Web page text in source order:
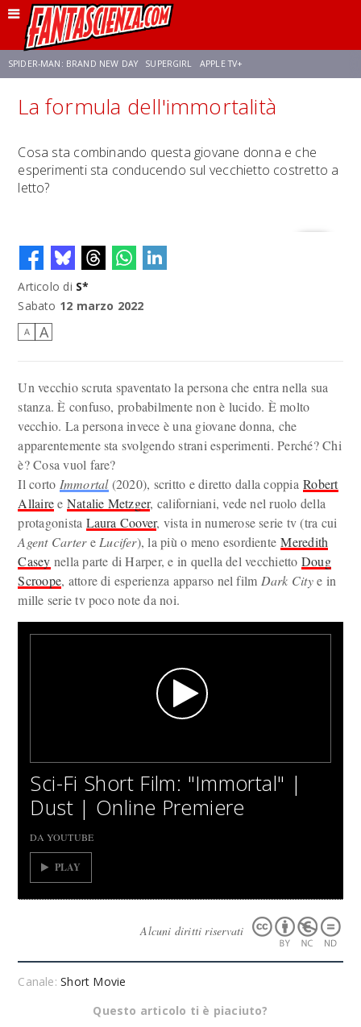
SPIDER-MAN: BRAND NEW DAY SUPERGIRL APPLE TV+
FRANCO RICCIARDIELLO ZENDAYA STAR TREK AVENGERS: DOOMSDAY
NETFLIX SADIE SINK STAR TREK: STRANGE NEW WORLDS
La formula dell'immortalità
Cosa sta combinando questa giovane donna e che
esperimenti sta conducendo sul vecchietto costretto a
letto?
Articolo di S*
Sabato 12 marzo 2022
A A
Un vecchio scruta spaventato la persona che entra nella sua
stanza. È confuso, probabilmente non è lucido. È molto
vecchio. La persona invece è una giovane donna, che
apparentemente sta svolgendo strani esperimenti. Perché? Chi
è? Cosa vuol fare?
Il corto Immortal(2020), scritto e diretto dalla coppiaRobert
Allairee Natalie Metzger, californiani, vede nel ruolo della
protagonista Laura Coover, vista in numerose serie tv (tra cui
Agent Cartere Lucifer), la più o meno esordienteMeredith
Casey nella parte di Harper, e in quella del vecchietto Doug
Scroope, attore di esperienza apparso nel film Dark Citye in
mille serie tv poco note da noi.
Sci-Fi Short Film: "Immortal" |
Dust | Online Premiere
DA YOUTUBE
PLAY
Alcuni diritti riservati
Canale:Short Movie
Questo articolo ti è piaciuto?